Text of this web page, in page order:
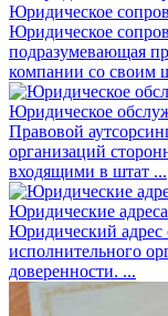
Юридическое
Юридическое
подразумевающая
компании со своим
Юридическое
Правовой
организаций
входящими в штат ...
Юридические адреса
Юридический адрес
исполнительного
доверенности. ...